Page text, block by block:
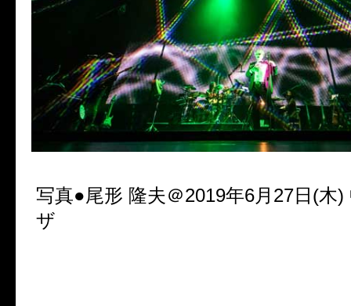
写真●尾形 隆夫＠2019年6月 27日 (木)
ザ